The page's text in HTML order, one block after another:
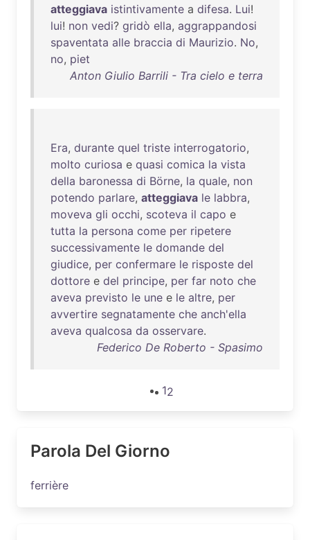
atteggiava istintivamente a difesa. Lui!
lui! non vedi? gridò ella, aggrappandosi
spaventata alle braccia di Maurizio. No,
no, piet
Anton Giulio Barrili - Tra cielo e terra
Era, durante quel triste interrogatorio,
molto curiosa e quasi comica la vista
della baronessa di Börne, la quale, non
potendo parlare, atteggiava le labbra,
moveva gli occhi, scoteva il capo e
tutta la persona come per ripetere
successivamente le domande del
giudice, per confermare le risposte del
dottore e del principe, per far noto che
aveva previsto le une e le altre, per
avvertire segnatamente che anch'ella
aveva qualcosa da osservare.
Federico De Roberto - Spasimo
12
Parola Del Giorno
ferrière